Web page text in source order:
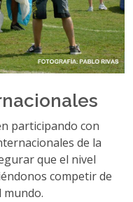
participando con
de la
que el nivel
competir de
mundo.